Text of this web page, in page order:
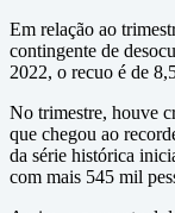
Em relação ao
contingente de
2022, o recuo é de
No trimestre, houve
que chegou ao
da série histórica
com mais 545 mil